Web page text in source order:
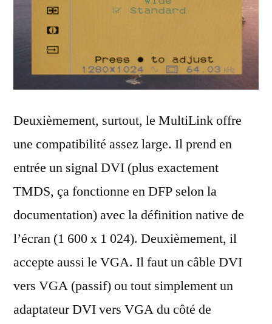
Deuxièmement, surtout, le MultiLink offre
une compatibilité assez large. Il prend en
entrée un signal DVI (plus exactement
TMDS, ça fonctionne en DFP selon la
documentation) avec la définition native de
l’écran (1 600 x 1 024). Deuxièmement, il
accepte aussi le VGA. Il faut un câble DVI
vers VGA (passif) ou tout simplement un
adaptateur DVI vers VGA du côté de